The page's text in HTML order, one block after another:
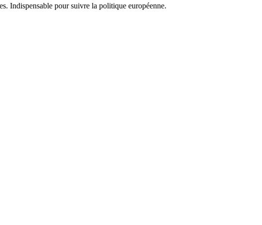
Indispensable pour suivre la politique européenne.